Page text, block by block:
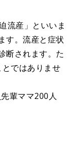
流産」といいま
す。流産と症状
断されます。た
ではありませ
先輩ママ200人